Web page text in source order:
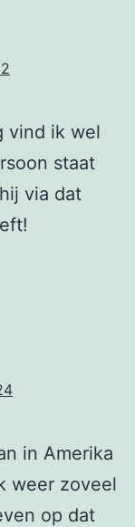
vind ik wel
staat
via dat
in Amerika
weer zoveel
op dat